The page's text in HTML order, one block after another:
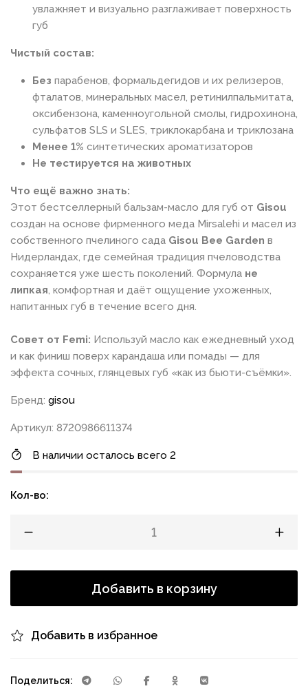
увлажняет и визуально разглаживает поверхность
губ
Чистый состав:
Без парабенов, формальдегидов и их релизеров,
фталатов, минеральных масел, ретинилпальмитата,
оксибензона, каменноугольной смолы, гидрохинона,
сульфатов SLS и SLES, триклокарбана и триклозана
Менее 1% синтетических ароматизаторов
Не тестируется на животных
Что ещё важно знать:
Этот бестселлерный бальзам-масло для губ от Gisou
создан на основе фирменного меда Mirsalehi и масел из
собственного пчелиного сада Gisou Bee Garden в
Нидерландах, где семейная традиция пчеловодства
сохраняется уже шесть поколений. Формула не
липкая , комфортная и даёт ощущение ухоженных,
напитанных губ в течение всего дня.
Совет от Femi: Используй масло как ежедневный уход
и как финиш поверх карандаша или помады — для
эффекта сочных, глянцевых губ «как из бьюти-съёмки».
Бренд: gisou
Артикул: 8720986611374
В наличии осталось всего 2
Кол-во:
Добавить в корзину
Добавить в избранное
Поделиться: